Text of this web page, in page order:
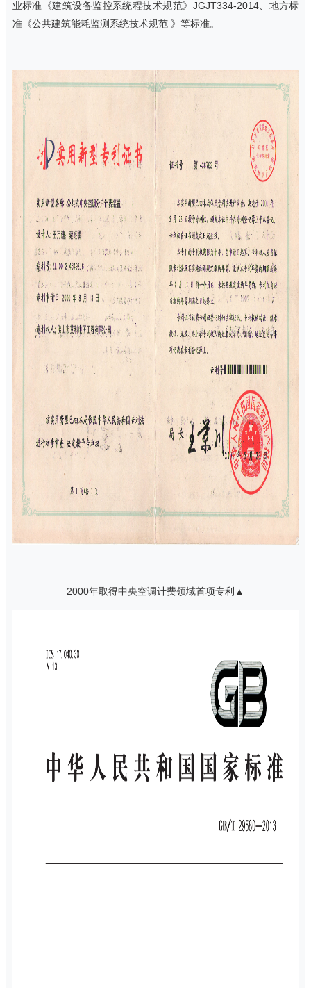
业标准《建筑设备监控系统程技术规范》JGJT334-2014、地方标
准《公共建筑能耗监测系统技术规范 》等标准。
2000年取得中央空调计费领域首项专利▲